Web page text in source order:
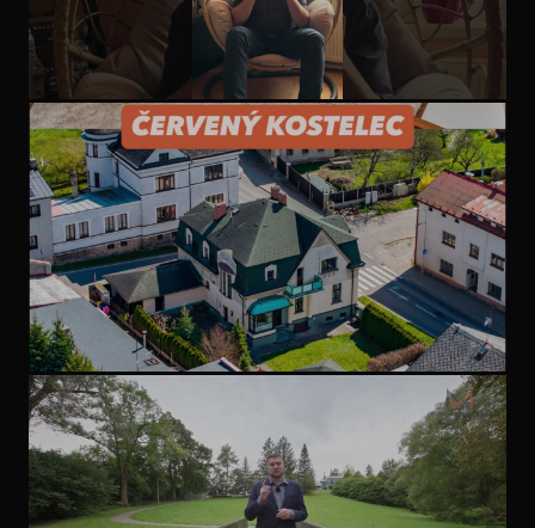
ZKUŠENOST Z OBORU
Moje zkušenost s jinou realitní kanceláří při převodu
domu. Tohle by se stávat nemělo.
NEMOVITOST S PŘÍBĚHEM
Milujete historii a domy s
příběhem?